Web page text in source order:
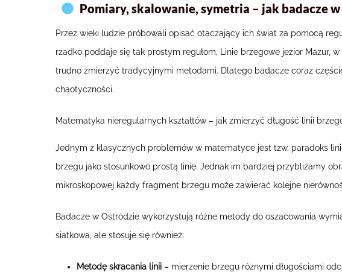
Pomiary, skalowanie, symetria – jak badacze
Przez wieki ludzie próbowali opisać otaczający ich świat za pomocą
rzadko poddaje się tak prostym regułom. Linie brzegowe jezior Mazur,
trudno zmierzyć tradycyjnymi metodami. Dlatego badacze coraz
chaotyczności.
Matematyka nieregularnych kształtów – jak zmierzyć długość linii
Jednym z klasycznych problemów w matematyce jest tzw. paradoks
brzegu jako stosunkowo prostą linię. Jednak im bardziej przybliżamy
mikroskopowej każdy fragment brzegu może zawierać kolejne
Badacze w Ostródzie wykorzystują różne metody do oszacowania
siatkowa, ale stosuje się również:
Metodę skracania linii – mierzenie brzegu różnymi długościami